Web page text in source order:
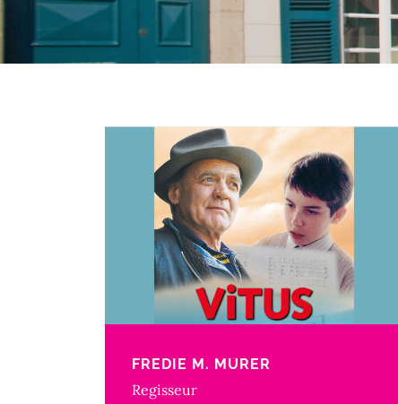
FREDIE M. MURER
Regisseur